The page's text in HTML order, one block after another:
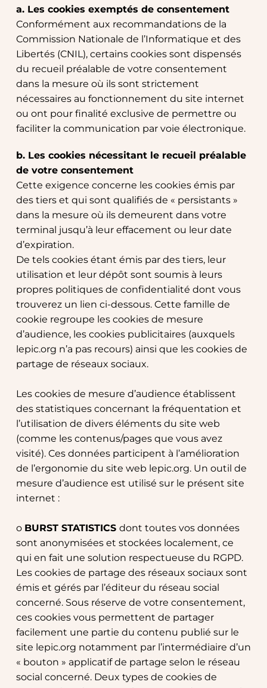
a. Les cookies exemptés de consentement
Conformément aux recommandations de la
Commission Nationale de l’Informatique et des
Libertés (CNIL), certains cookies sont dispensés
du recueil préalable de votre consentement
dans la mesure où ils sont strictement
nécessaires au fonctionnement du site internet
ou ont pour finalité exclusive de permettre ou
faciliter la communication par voie électronique.
b. Les cookies nécessitant le recueil préalable
de votre consentement
Cette exigence concerne les cookies émis par
des tiers et qui sont qualifiés de « persistants »
dans la mesure où ils demeurent dans votre
terminal jusqu’à leur effacement ou leur date
d’expiration.
De tels cookies étant émis par des tiers, leur
utilisation et leur dépôt sont soumis à leurs
propres politiques de confidentialité dont vous
trouverez un lien ci-dessous. Cette famille de
cookie regroupe les cookies de mesure
d’audience, les cookies publicitaires (auxquels
lepic.org n’a pas recours) ainsi que les cookies de
partage de réseaux sociaux.
Les cookies de mesure d’audience établissent
des statistiques concernant la fréquentation et
l’utilisation de divers éléments du site web
(comme les contenus/pages que vous avez
visité). Ces données participent à l’amélioration
de l’ergonomie du site web lepic.org. Un outil de
mesure d’audience est utilisé sur le présent site
internet :
o BURST STATISTICS dont toutes vos données
sont anonymisées et stockées localement, ce
qui en fait une solution respectueuse du RGPD.
Les cookies de partage des réseaux sociaux sont
émis et gérés par l’éditeur du réseau social
concerné. Sous réserve de votre consentement,
ces cookies vous permettent de partager
facilement une partie du contenu publié sur le
site lepic.org notamment par l’intermédiaire d’un
« bouton » applicatif de partage selon le réseau
social concerné. Deux types de cookies de